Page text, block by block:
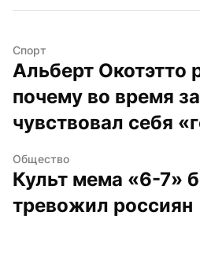
Спорт
Альберт Окотэтто
почему во время
чувствовал себя
Общество
Культ мема «6-7»
тревожил россиян